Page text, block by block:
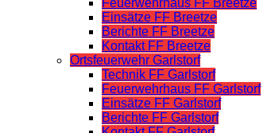
Einsätze FF Breetze
Berichte FF Breetze
Kontakt FF Breetze
Ortsfeuerwehr Garlstorf
Technik FF Garlstorf
Feuerwehrhaus FF Garlstorf
Einsätze FF Garlstorf
Berichte FF Garlstorf